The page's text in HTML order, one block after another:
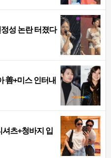
성 논란 터졌다
善+미스 인터내
셔츠+청바지 입